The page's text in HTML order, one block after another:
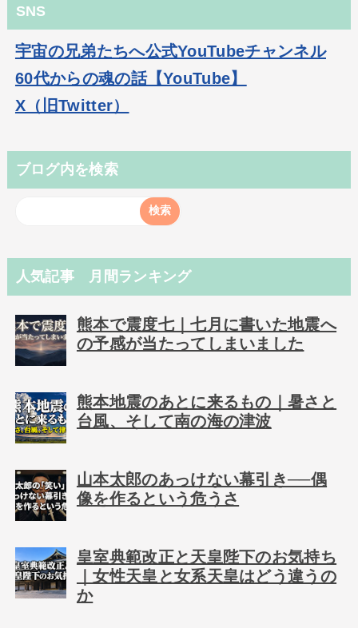
SNS
宇宙の兄弟たちへ公式YouTubeチャンネル
60代からの魂の話【YouTube】
X（旧Twitter）
ブログ内を検索
人気記事 月間ランキング
熊本で震度七｜七月に書いた地震へ
の予感が当たってしまいました
熊本地震のあとに来るもの｜暑さと
台風、そして南の海の津波
山本太郎のあっけない幕引き──偶
像を作るという危うさ
皇室典範改正と天皇陛下のお気持ち
｜女性天皇と女系天皇はどう違うの
か